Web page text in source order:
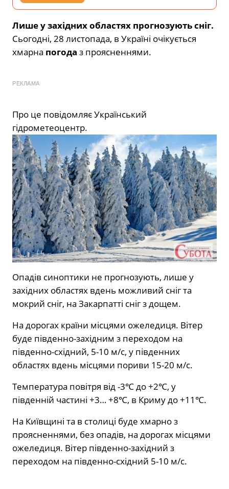
Лише у західних областях прогнозують сніг.
Сьогодні, 28 листопада, в Україні очікується
хмарна погода з проясненнями.
РЕКЛАМА
Про це повідомляє Український
гідрометеоцентр.
Опадів синоптики не прогнозують, лише у
західних областях вдень можливий сніг та
мокрий сніг, на Закарпатті сніг з дощем.
На дорогах країни місцями ожеледиця. Вітер
буде південно-західним з переходом на
південно-східний, 5-10 м/с, у південних
областях вдень місцями пориви 15-20 м/с.
Температура повітря від -3℃ до +2℃, у
південній частині +3… +8℃, в Криму до +11℃.
На Київщині та в столиці буде хмарно з
проясненнями, без опадів, на дорогах місцями
ожеледиця. Вітер південно-західний з
переходом на південно-східний 5-10 м/с.